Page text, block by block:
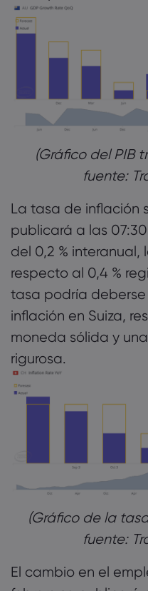
(Gráfico del PIB
fuente:
La tasa de inflación
publicará a las
del 0,2 % interanual,
respecto al 0,4 %
tasa podría
inflación en Suiza,
moneda sólida y
rigurosa.
(Gráfico de la
fuente:
El cambio en el